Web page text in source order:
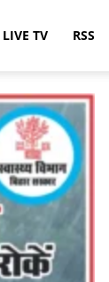
LIVE TV RSS